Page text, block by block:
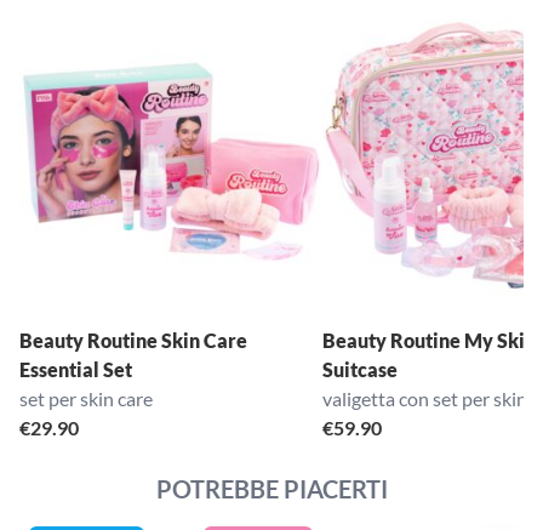
Beauty Routine Skin Care
Essential Set
set per skin care
€29.90
Beauty Routine My
Suitcase
valigetta con set per
€59.90
POTREBBE PIACERTI